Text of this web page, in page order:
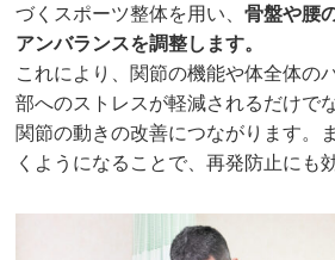
づくスポーツ整体を用い、骨盤や腰
アンバランスを調整します。
これにより、関節の機能や体全体の
部へのストレスが軽減されるだけで
関節の動きの改善につながります。
くようになることで、再発防止にも